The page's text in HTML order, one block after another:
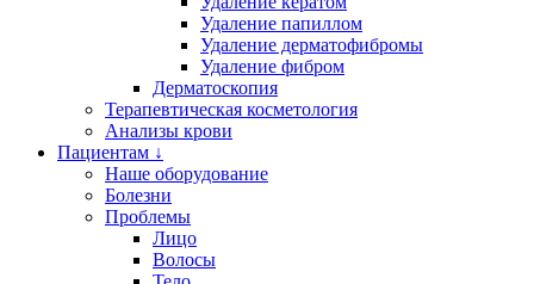
Удаление папиллом
Удаление дерматофибромы
Удаление фибром
Дерматоскопия
Терапевтическая косметология
Анализы крови
Пациентам ↓
Наше оборудование
Болезни
Проблемы
Лицо
Волосы